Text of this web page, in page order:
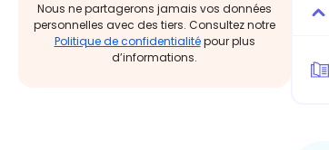
Nous ne partagerons jamais vos données
personnelles avec des tiers. Consultez notre
Politique de confidentialitépour plus
d’informations.